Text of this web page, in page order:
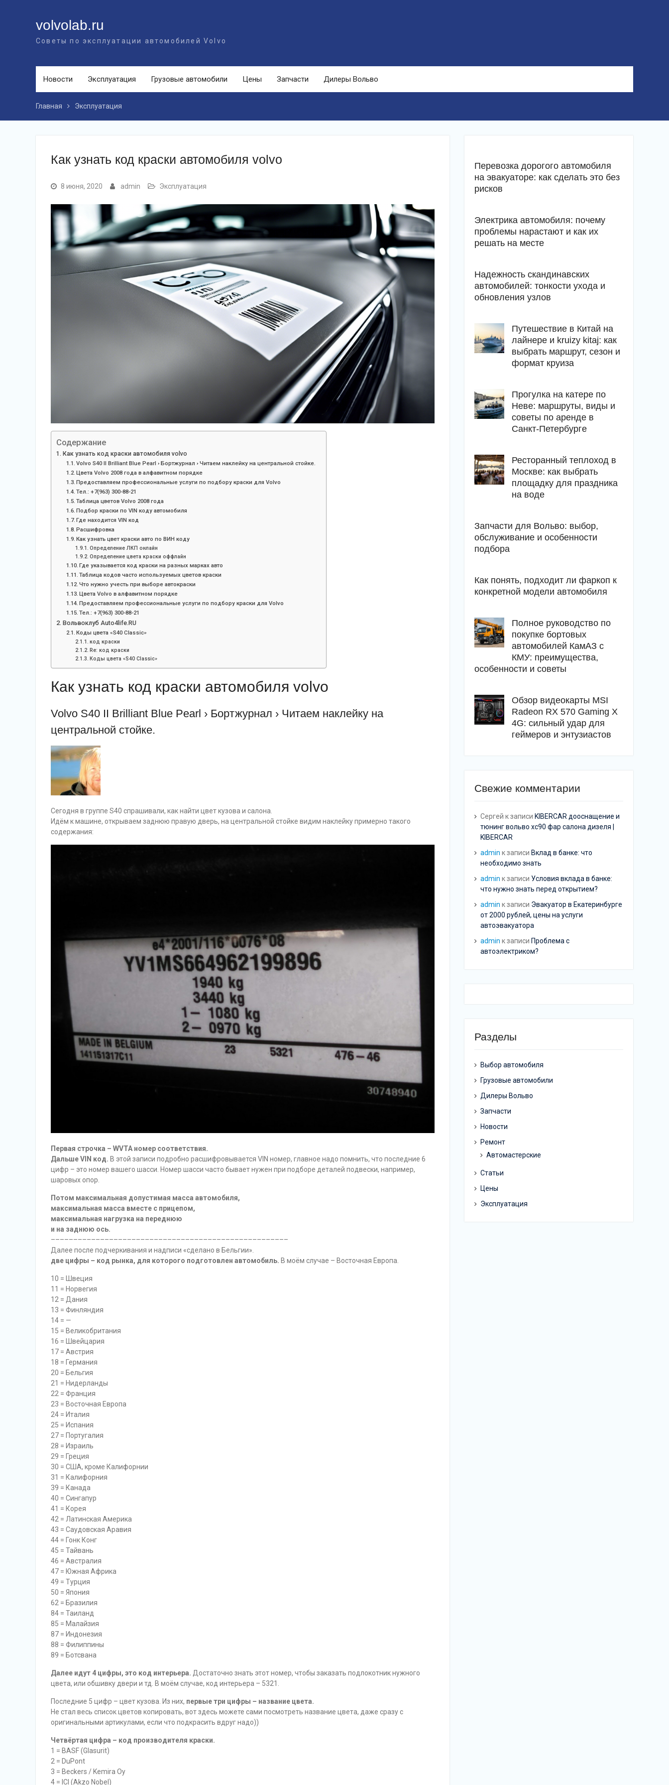
volvolab.ru
Советы по эксплуатации автомобилей Volvo
Новости Эксплуатация Грузовые автомобили Цены Запчасти Дилеры Вольво
Главная Эксплуатация
Как узнать код краски автомобиля volvo
8 июня, 2020 admin Эксплуатация
Содержание
Как узнать код краски автомобиля volvo
Volvo S40 II Brilliant Blue Pearl › Бортжурнал › Читаем наклейку на центральной стойке.
Цвета Volvo 2008 года в алфавитном порядке
Предоставляем профессиональные услуги по подбору краски для Volvo
Тел.: +7(963) 300-88-21
Таблица цветов Volvo 2008 года
Подбор краски по VIN коду автомобиля
Где находится VIN код
Расшифровка
Как узнать цвет краски авто по ВИН коду
Определение ЛКП онлайн
Определение цвета краски оффлайн
Где указывается код краски на разных марках авто
Таблица кодов часто используемых цветов краски
Что нужно учесть при выборе автокраски
Цвета Volvo в алфавитном порядке
Предоставляем профессиональные услуги по подбору краски для Volvo
Тел.: +7(963) 300-88-21
Вольвоклуб Auto4life.RU
Коды цвета «S40 Classic»
код краски
Re: код краски
Коды цвета «S40 Classic»
Как узнать код краски автомобиля volvo
Volvo S40 II Brilliant Blue Pearl › Бортжурнал › Читаем наклейку на
центральной стойке.
Сегодня в группе S40 спрашивали, как найти цвет кузова и салона.
Идём к машине, открываем заднюю правую дверь, на центральной стойке видим наклейку примерно такого
содержания:
Первая строчка – WVTA номер соответствия.
Дальше VIN код. В этой записи подробно расшифровывается VIN номер, главное надо помнить, что последние 6
цифр – это номер вашего шасси. Номер шасси часто бывает нужен при подборе деталей подвески, например,
шаровых опор.
Потом максимальная допустимая масса автомобиля,
максимальная масса вместе с прицепом,
максимальная нагрузка на переднюю
и на заднюю ось.
–––––––––––––––––––––––––––––––––––––––––––––––––––––
Далее после подчеркивания и надписи «сделано в Бельгии».
две цифры – код рынка, для которого подготовлен автомобиль. В моём случае – Восточная Европа.
10 = Швеция
11 = Норвегия
12 = Дания
13 = Финляндия
14 = —
15 = Великобритания
16 = Швейцария
17 = Австрия
18 = Германия
20 = Бельгия
21 = Нидерланды
22 = Франция
23 = Восточная Европа
24 = Италия
25 = Испания
27 = Португалия
28 = Израиль
29 = Греция
30 = США, кроме Калифорнии
31 = Калифорния
39 = Канада
40 = Сингапур
41 = Корея
42 = Латинская Америка
43 = Саудовская Аравия
44 = Гонк Конг
45 = Тайвань
46 = Австралия
47 = Южная Африка
49 = Турция
50 = Япония
62 = Бразилия
84 = Таиланд
85 = Малайзия
87 = Индонезия
88 = Филиппины
89 = Ботсвана
Далее идут 4 цифры, это код интерьера. Достаточно знать этот номер, чтобы заказать подлокотник нужного
цвета, или обшивку двери и тд. В моём случае, код интерьера – 5321.
Последние 5 цифр – цвет кузова. Из них, первые три цифры – название цвета.
Не стал весь список цветов копировать, вот здесь можете сами посмотреть название цвета, даже сразу с
оригинальными артикулами, если что подкрасить вдруг надо))
Четвёртая цифра – код производителя краски.
1 = BASF (Glasurit)
2 = DuPont
3 = Beckers / Kemira Oy
4 = ICI (Akzo Nobel)
Перевозка дорогого автомобиля
на эвакуаторе: как сделать это без
рисков
Электрика автомобиля: почему
проблемы нарастают и как их
решать на месте
Надежность скандинавских
автомобилей: тонкости ухода и
обновления узлов
Путешествие в Китай на
лайнере и kruizy kitaj: как
выбрать маршрут, сезон и
формат круиза
Прогулка на катере по
Неве: маршруты, виды и
советы по аренде в
Санкт-Петербурге
Ресторанный теплоход в
Москве: как выбрать
площадку для праздника
на воде
Запчасти для Вольво: выбор,
обслуживание и особенности
подбора
Как понять, подходит ли фаркоп к
конкретной модели автомобиля
Полное руководство по
покупке бортовых
автомобилей КамАЗ с
КМУ: преимущества,
особенности и советы
Обзор видеокарты MSI
Radeon RX 570 Gaming X
4G: сильный удар для
геймеров и энтузиастов
Свежие комментарии
Сергей к записи KIBERCAR дооснащение и
тюнинг вольво хс90 фар салона дизеля |
KIBERCAR
admin к записи Вклад в банке: что
необходимо знать
admin к записи Условия вклада в банке:
что нужно знать перед открытием?
admin к записи Эвакуатор в Екатеринбурге
от 2000 рублей, цены на услуги
автоэвакуатора
admin к записи Проблема с
автоэлектриком?
Разделы
Выбор автомобиля
Грузовые автомобили
Дилеры Вольво
Запчасти
Новости
Ремонт
Автомастерские
Статьи
Цены
Эксплуатация